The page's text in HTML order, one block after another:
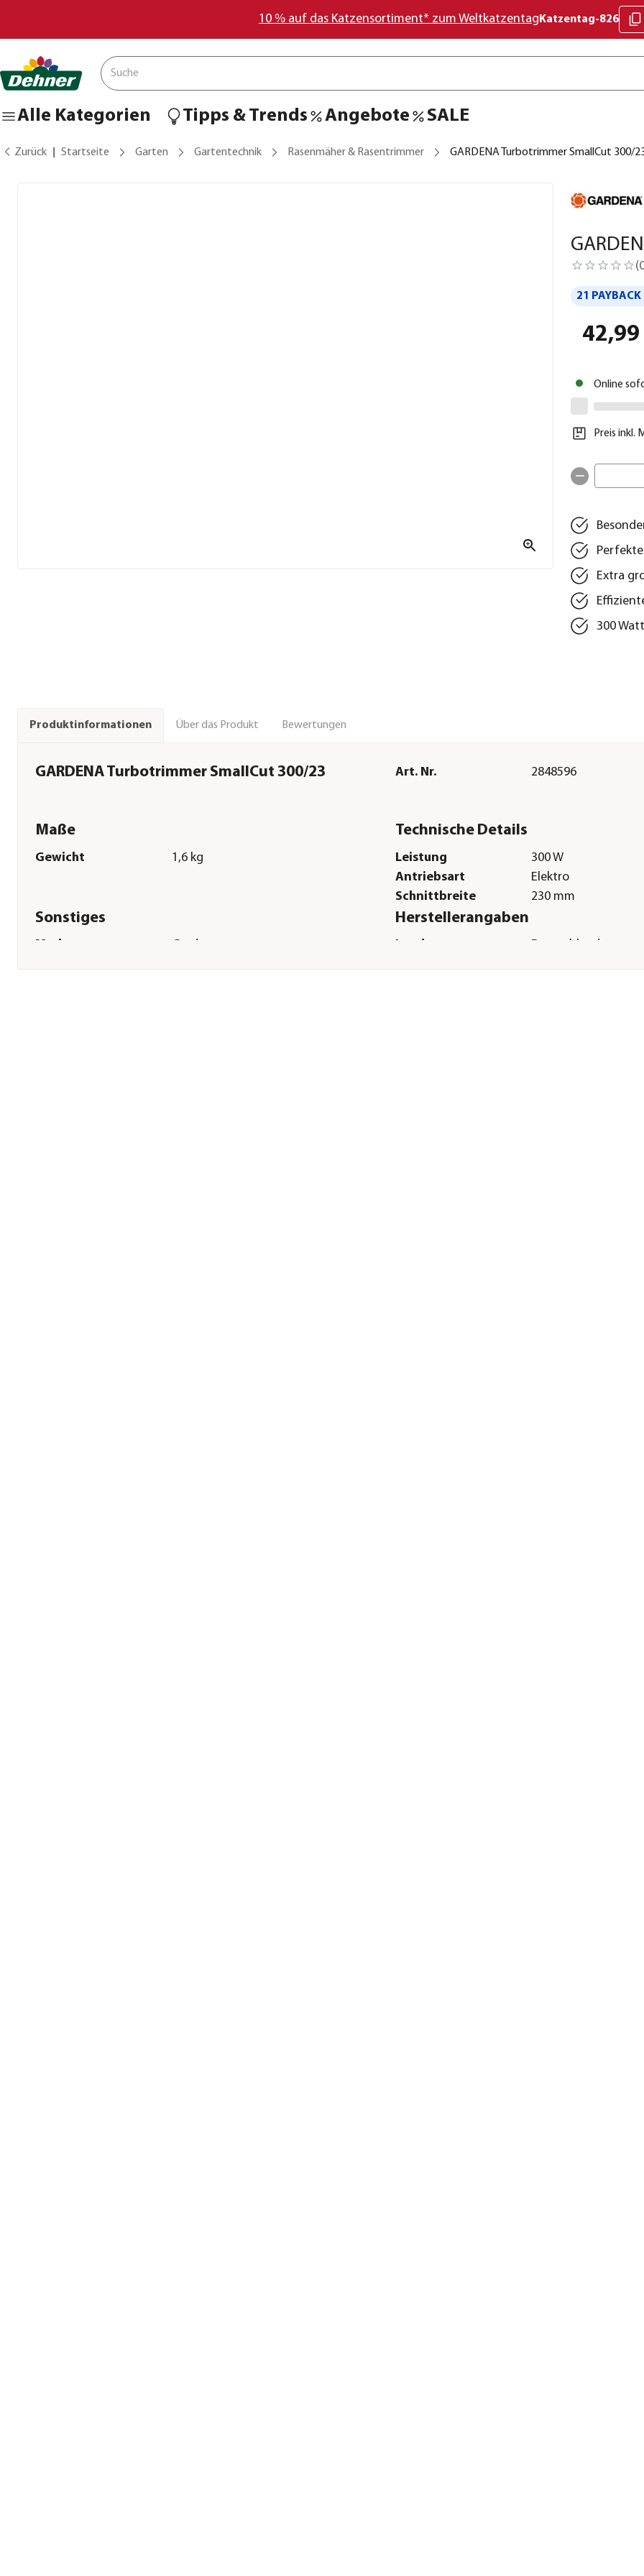
10 % auf das Katzensortiment* zum Weltkatzentag Katzentag-826
Alle Kategorien Tipps & Trends Angebote SALE
Zurück Startseite Garten Gartentechnik Rasenmäher & Rasentrimmer GARDENA Turbotrimmer SmallCut 300/
(
21
42,99
Online
Preis inkl.
Extra
300
Produktinformationen Über das Produkt Bewertungen
GARDENA Turbotrimmer SmallCut 300/23 Art. Nr. 2848596
Maße
Gewicht 1,6 kg
Technische Details
Leistung
300 W
Antriebsart
Elektro
Schnittbreite
230 mm
Sonstiges Herstellerangaben